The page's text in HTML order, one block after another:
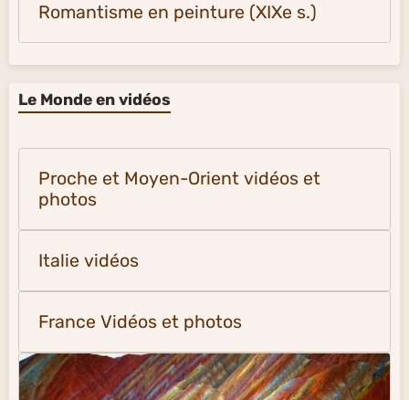
Romantisme en peinture (XIXe s.)
Le Monde en vidéos
Proche et Moyen-Orient vidéos et
photos
Italie vidéos
France Vidéos et photos